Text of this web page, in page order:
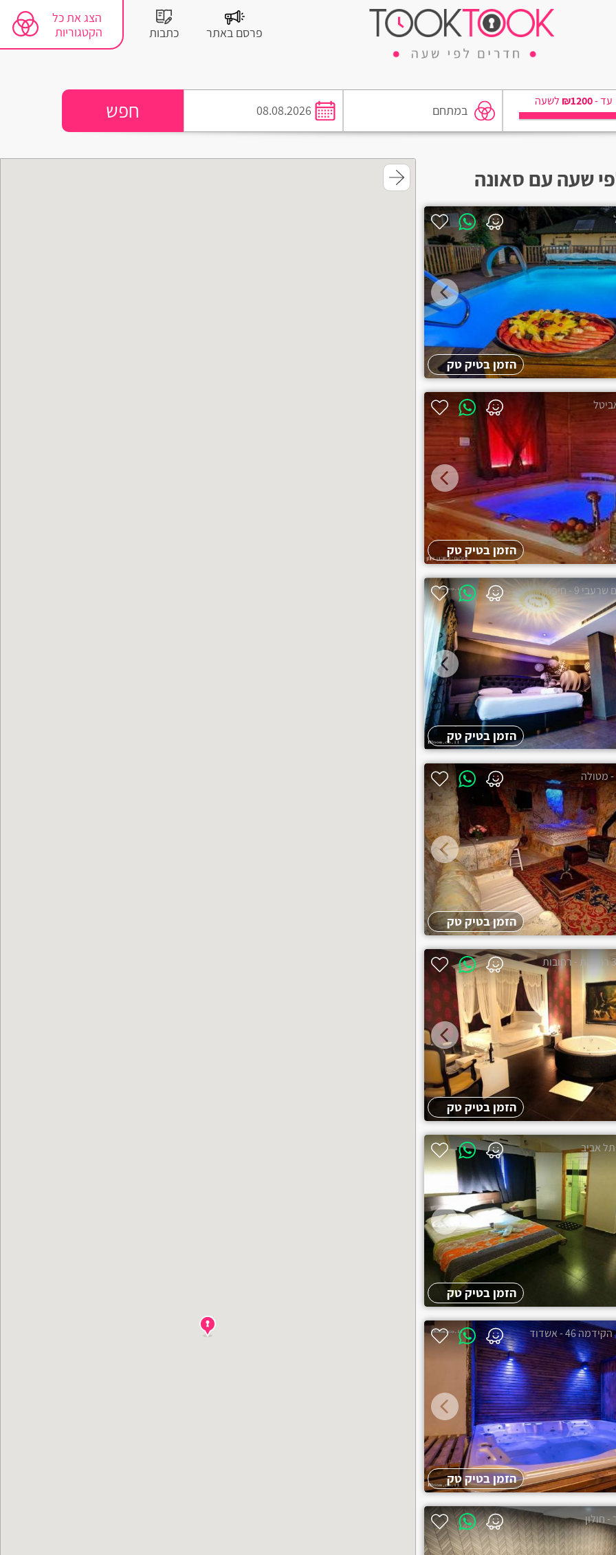
הצג את כל
הקטגוריות
כתבות פרסם באתר
עד -₪1200 לשעה
ג'קוזי
מטבחון
פרטיות
חניה בחינם
חניה פרטית
תשלום דיסקרטי
צימר מבודד
חצר
בריכה
ג'קוזי ספא
חפש
שעה עם סאונה
הזמן בטיק טק
הזמן בטיק טק
9 - חיפה
הזמן בטיק טק
הזמן בטיק טק
הזמן בטיק טק
הזמן בטיק טק
הקידמה 46 - אשדוד
הזמן בטיק טק